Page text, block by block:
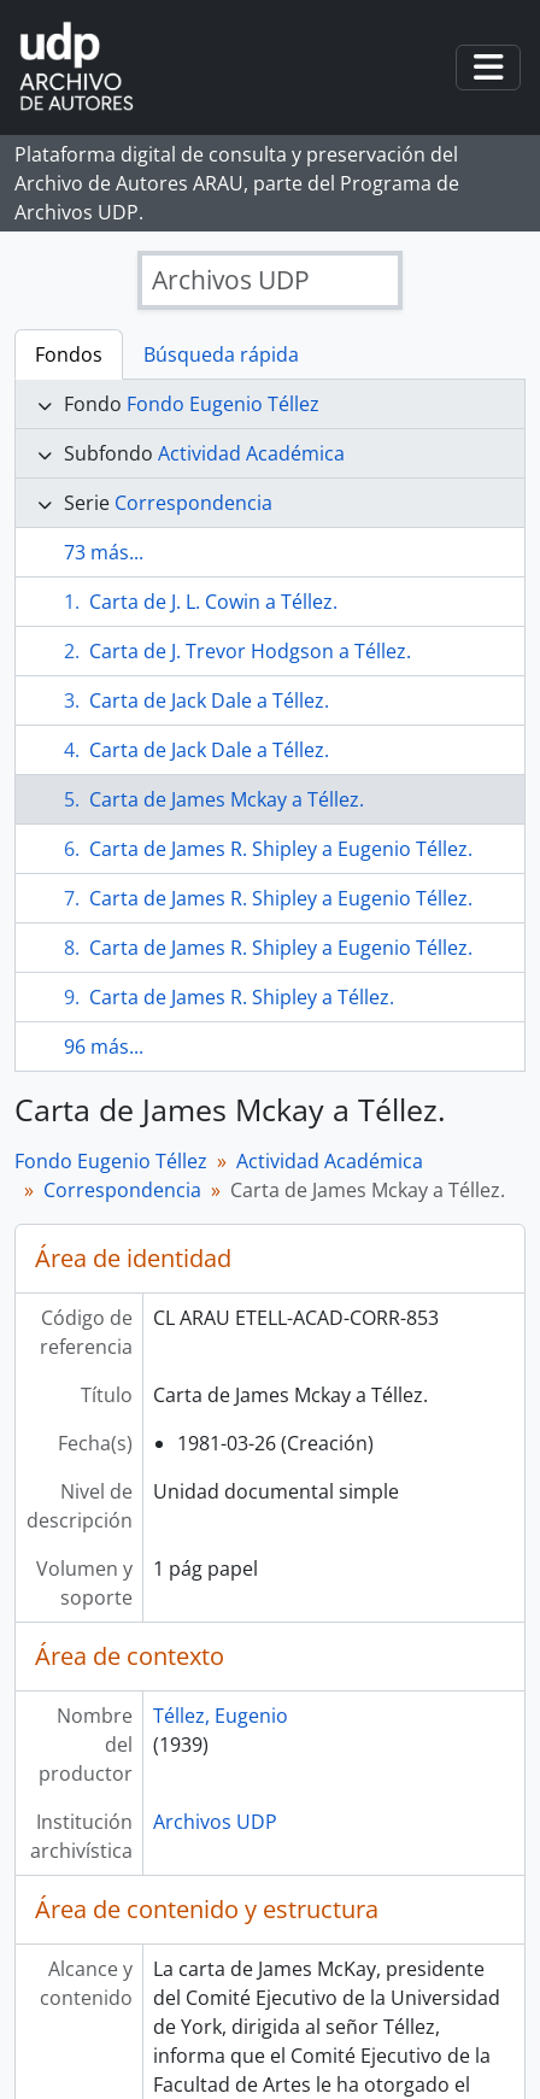
Skip to main content
Plataforma digital de consulta y preservación del
Archivo de Autores ARAU, parte del Programa de
Archivos UDP.
Archivos UDP
Fondos
Búsqueda rápida
Fondo Fondo Eugenio Téllez
Subfondo Actividad Académica
Serie Correspondencia
73 más...
Carta de J. L. Cowin a Téllez.
Carta de J. Trevor Hodgson a Téllez.
Carta de Jack Dale a Téllez.
Carta de Jack Dale a Téllez.
Carta de James Mckay a Téllez.
Carta de James R. Shipley a Eugenio Téllez.
Carta de James R. Shipley a Eugenio Téllez.
Carta de James R. Shipley a Eugenio Téllez.
Carta de James R. Shipley a Téllez.
96 más...
Carta de James Mckay a Téllez.
Fondo Eugenio Téllez
Actividad Académica
Correspondencia
Carta de James Mckay a Téllez.
Área de identidad
Código de
referencia
CL ARAU ETELL-ACAD-CORR-853
Título
Carta de James Mckay a Téllez.
Fecha(s)
1981-03-26 (Creación)
Nivel de
descripción
Unidad documental simple
Volumen y
soporte
1 pág papel
Área de contexto
Nombre
del
productor
Téllez, Eugenio
(1939)
Institución
archivística
Archivos UDP
Área de contenido y estructura
Alcance y
contenido
La carta de James McKay, presidente
del Comité Ejecutivo de la Universidad
de York, dirigida al señor Téllez,
informa que el Comité Ejecutivo de la
Facultad de Artes le ha otorgado el